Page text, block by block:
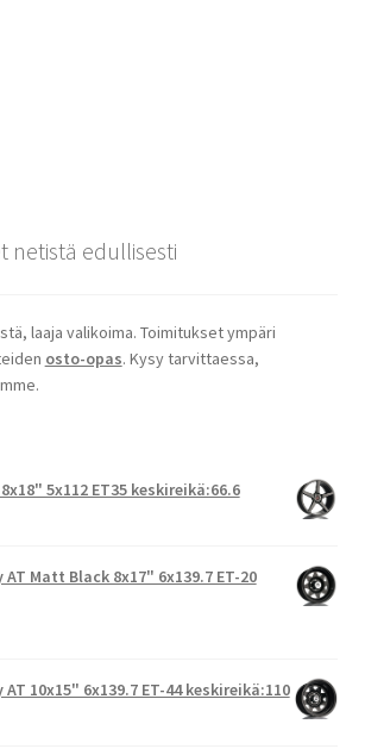
netistä edullisesti
laaja valikoima. Toimitukset ympäri
osto-opas. Kysy tarvittaessa,
5x112 ET35 keskireikä:66.6
AT Matt Black 8x17" 6x139.7 ET-20
10x15" 6x139.7 ET-44 keskireikä:110